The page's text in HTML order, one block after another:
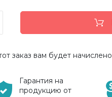
заказ вам будет начислено
Гарантия на
продукцию от